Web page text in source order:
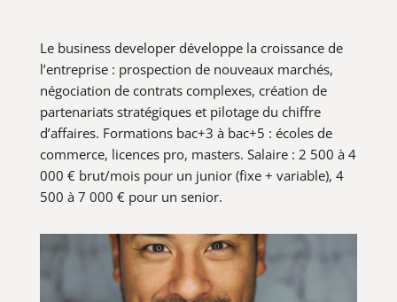
Le business developer développe la croissance de
l’entreprise : prospection de nouveaux marchés,
négociation de contrats complexes, création de
partenariats stratégiques et pilotage du chiffre
d’affaires. Formations bac+3 à bac+5 : écoles de
commerce, licences pro, masters. Salaire : 2 500 à 4
000 € brut/mois pour un junior (fixe + variable), 4
500 à 7 000 € pour un senior.